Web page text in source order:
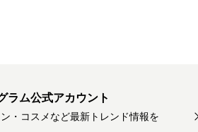
ラム公式アカウント
・コスメなど最新トレンド情報を